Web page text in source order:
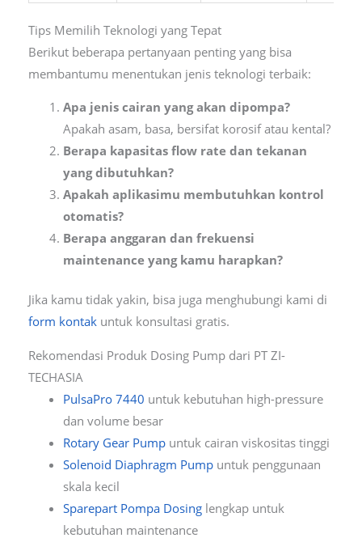
Tips Memilih Teknologi yang Tepat
Berikut beberapa pertanyaan penting yang bisa
membantumu menentukan jenis teknologi terbaik:
Apa jenis cairan yang akan dipompa?
Apakah asam, basa, bersifat korosif atau kental?
Berapa kapasitas flow rate dan tekanan
yang dibutuhkan?
Apakah aplikasimu membutuhkan kontrol
otomatis?
Berapa anggaran dan frekuensi
maintenance yang kamu harapkan?
Jika kamu tidak yakin, bisa juga menghubungi kami di
form kontakuntuk konsultasi gratis.
Rekomendasi Produk Dosing Pump dari PT ZI-
TECHASIA
PulsaPro 7440 untuk kebutuhan high-pressure
dan volume besar
Rotary Gear Pump untuk cairan viskositas tinggi
Solenoid Diaphragm Pump untuk penggunaan
skala kecil
Sparepart Pompa Dosing lengkap untuk
kebutuhan maintenance